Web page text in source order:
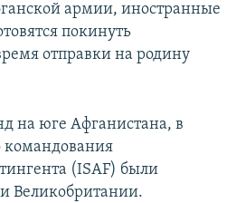
армии, иностранные
покинуть
отправки на родину
на юге Афганистана, в
командования
(ISAF) были
Великобритании.